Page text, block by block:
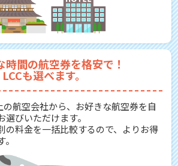
時間の航空券を格安で！
LCCも選べます。
の航空会社から、お好きな航空券を自
びいただけます。
の料金を一括比較するので、よりお得